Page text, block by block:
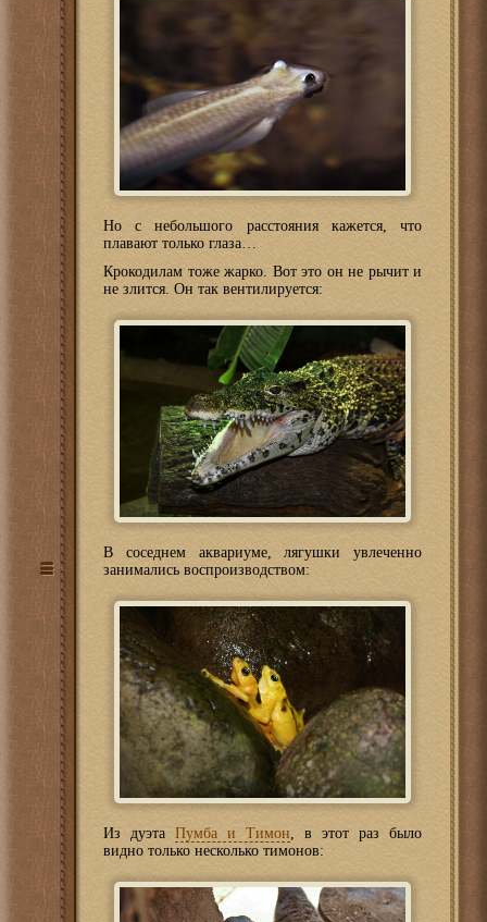
Но с небольшого расстояния кажется, что
плавают только глаза…
Крокодилам тоже жарко. Вот это он не рычит и
не злится. Он так вентилируется:
В соседнем аквариуме, лягушки увлеченно
занимались воспроизводством:
Из дуэта Пумба и Тимон , в этот раз было
видно только несколько тимонов: